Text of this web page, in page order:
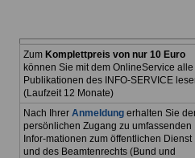
Zum Komplettpreis von nur 10 Euro
können Sie mit dem OnlineService alle
Publikationen des INFO-SERVICE
(Laufzeit 12 Monate)
Nach Ihrer Anmeldung erhalten Sie
persönlichen Zugang zu umfassenden
Infor-mationen zum öffentlichen Dienst
und des Beamtenrechts (Bund und